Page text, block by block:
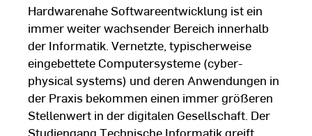
Hardwarenahe Softwareentwicklung ist ein
immer weiter wachsender Bereich innerhalb
der Informatik. Vernetzte, typischerweise
eingebettete Computersysteme (cyber-
physical systems) und deren Anwendungen in
der Praxis bekommen einen immer größeren
Stellenwert in der digitalen Gesellschaft. Der
Studiengang Technische Informatik greift